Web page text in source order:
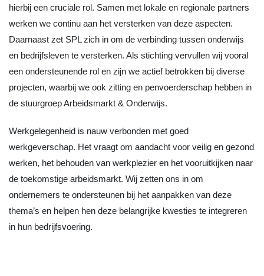
hierbij een cruciale rol. Samen met lokale en regionale partners
werken we continu aan het versterken van deze aspecten.
Daarnaast zet SPL zich in om de verbinding tussen onderwijs
en bedrijfsleven te versterken. Als stichting vervullen wij vooral
een ondersteunende rol en zijn we actief betrokken bij diverse
projecten, waarbij we ook zitting en penvoerderschap hebben in
de stuurgroep Arbeidsmarkt & Onderwijs.
Werkgelegenheid is nauw verbonden met goed
werkgeverschap. Het vraagt om aandacht voor veilig en gezond
werken, het behouden van werkplezier en het vooruitkijken naar
de toekomstige arbeidsmarkt. Wij zetten ons in om
ondernemers te ondersteunen bij het aanpakken van deze
thema’s en helpen hen deze belangrijke kwesties te integreren
in hun bedrijfsvoering.